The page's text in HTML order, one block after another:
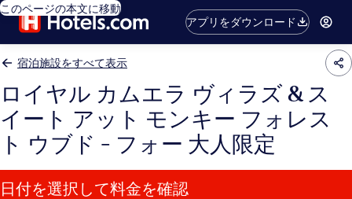
このページの本文に移動
アプリをダウンロード
宿泊施設をすべて表示
ロイヤル カムエラ ヴィラズ & ス
イート アット モンキー フォレス
ト ウブド - フォー 大人限定
日付を選択して料金を確認